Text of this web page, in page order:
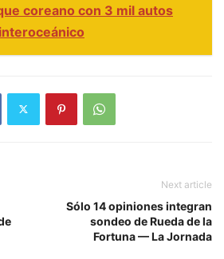
coreano con 3 mil autos
Next article
Sólo 14 opiniones integran
sondeo de Rueda de la
Fortuna — La Jornada